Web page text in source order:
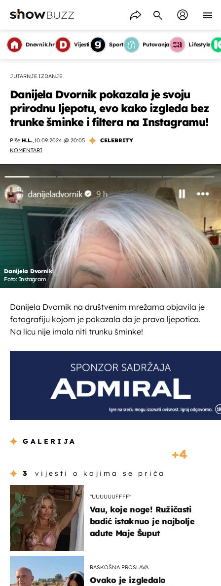
Dnevnik.hr Vijesti Sport Putovanja Lifestyle
JUTARNJE IZDANJE
Danijela Dvornik pokazala je svoju
prirodnu ljepotu, evo kako izgleda bez
trunke šminke i filtera na Instagramu!
Piše H.L.,10.09.2024 @ 20:05
CELEBRITY
KOMENTARI
Danijela Dvornik
Foto: Instagram
Danijela Dvornik na društvenim mrežama objavila je
fotografiju kojom je pokazala da je prava ljepotica.
Na licu nije imala niti trunku šminke!
GALERIJA
4
3 vijesti o kojima se priča
"UUUUUUFFFF"
Vau, koje noge! Ružičasti
badić istaknuo je najbolje
adute Maje Šuput
RASKOŠNA PROSLAVA
Ovako je izgledalo
OMOGUĆI OBAVIJESTI